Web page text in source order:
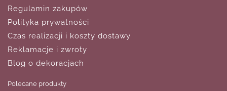
Regulamin zakupów
Polityka prywatności
Czas realizacji i koszty dostawy
Reklamacje i zwroty
Blog o dekoracjach
Polecane produkty